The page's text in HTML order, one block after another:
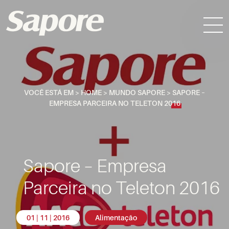
VOCÊ ESTÁ EM > HOME > MUNDO SAPORE > SAPORE –
EMPRESA PARCEIRA NO TELETON 2016
Sapore – Empresa
Parceira no Teleton 2016
01 | 11 | 2016 Alimentação